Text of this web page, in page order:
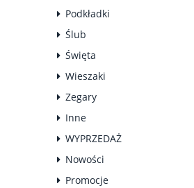
Podkładki
Ślub
Święta
Wieszaki
Zegary
Inne
WYPRZEDAŻ
Nowości
Promocje